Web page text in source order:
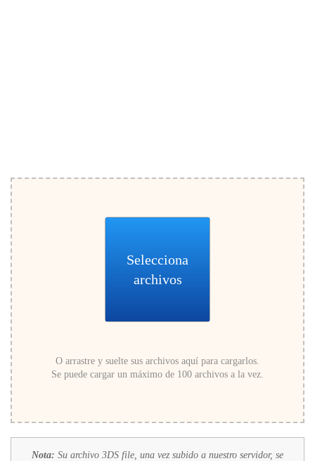
Selecciona
archivos
O arrastre y suelte sus archivos aquí para cargarlos.
Se puede cargar un máximo de 100 archivos a la vez.
Nota: Su archivo 3DS file, una vez subido a nuestro servidor, se